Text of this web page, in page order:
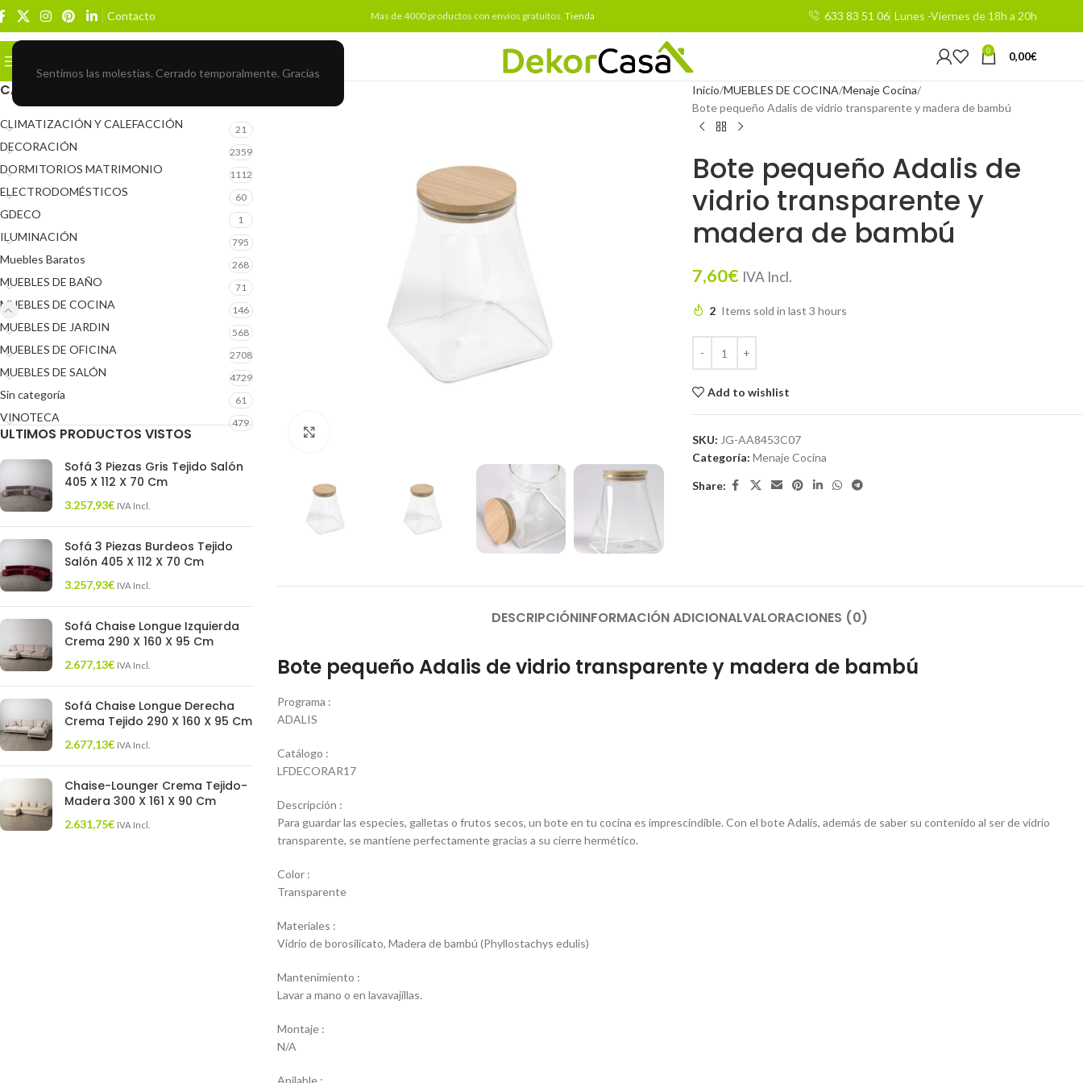
Sentimos las molestias. Cerrado temporalmente. Gracias
Contacto Mas de 4000 productos con envíos gratuitos. Tienda 633 83 51 06 Lunes -Viernes de 18h a 20h
0 0,00€
CATEGORÍAS DEL PRODUCTO
CLIMATIZACIÓN Y CALEFACCIÓN 21
DECORACIÓN 2359
DORMITORIOS MATRIMONIO 1112
ELECTRODOMÉSTICOS 60
GDECO 1
ILUMINACIÓN 795
Muebles Baratos 268
MUEBLES DE BAÑO 71
MUEBLES DE COCINA 146
MUEBLES DE JARDIN 568
MUEBLES DE OFICINA 2708
MUEBLES DE SALÓN 4729
Sin categoría 61
VINOTECA 479
ULTIMOS PRODUCTOS VISTOS
Sofá 3 Piezas Gris Tejido Salón
405 X 112 X 70 Cm
3.257,93€ IVA Incl.
Sofá 3 Piezas Burdeos Tejido
Salón 405 X 112 X 70 Cm
3.257,93€ IVA Incl.
Sofá Chaise Longue Izquierda
Crema 290 X 160 X 95 Cm
2.677,13€ IVA Incl.
Sofá Chaise Longue Derecha
Crema Tejido 290 X 160 X 95 Cm
2.677,13€ IVA Incl.
Chaise-Lounger Crema Tejido-
Madera 300 X 161 X 90 Cm
2.631,75€ IVA Incl.
Inicio MUEBLES DE COCINA Menaje Cocina
Bote pequeño Adalis de vidrio transparente y madera de bambú
Bote pequeño Adalis de
vidrio transparente y
madera de bambú
7,60€ IVA Incl.
2 Items sold in last 3 hours
Add to wishlist
SKU: JG-AA8453C07
Categoría: Menaje Cocina
Share:
DESCRIPCIÓNINFORMACIÓN ADICIONALVALORACIONES (0)
Bote pequeño Adalis de vidrio transparente y madera de bambú
Programa :
ADALIS
Catálogo :
LFDECORAR17
Descripción :
Para guardar las especies, galletas o frutos secos, un bote en tu cocina es imprescindible. Con el bote Adalis, además de saber su contenido al ser de vidrio
transparente, se mantiene perfectamente gracias a su cierre hermético.
Color :
Transparente
Materiales :
Vidrio de borosilicato, Madera de bambú (Phyllostachys edulis)
Mantenimiento :
Lavar a mano o en lavavajillas.
Montaje :
N/A
Apilable :